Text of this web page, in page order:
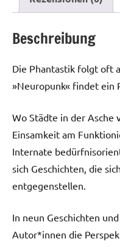
Beschreibung
Die Phantastik folgt oft
»Neuropunk« findet ein
Wo Städte in der Asche
Einsamkeit am
Internate
sich Geschichten, die
entgegenstellen.
In neun Geschichten
Autor*innen die